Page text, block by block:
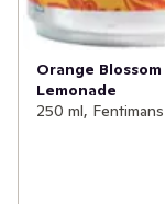
Orange Blossom
Lemonade
250 ml, Fentimans